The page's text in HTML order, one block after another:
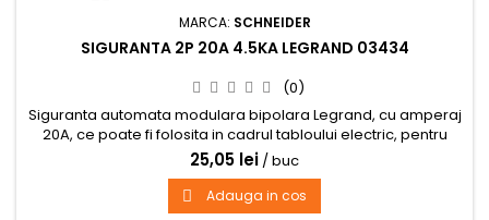
MARCA: SCHNEIDER
SIGURANTA 2P 20A 4.5KA LEGRAND 03434
(0)
Siguranta automata modulara bipolara Legrand, cu amperaj
20A, ce poate fi folosita in cadrul tabloului electric, pentru
protejarea circuitelor electrice din instalatii casnice si
comerciale.
25,05 lei / buc
 Adauga in cos